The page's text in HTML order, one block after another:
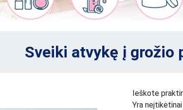
Sveiki atvykę į grožio
Ieškote
Yra